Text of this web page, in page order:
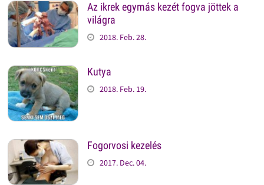
Az ikrek egymás kezét fogva jöttek a
világra
2018. Feb. 28.
Kutya
2018. Feb. 19.
Fogorvosi kezelés
2017. Dec. 04.